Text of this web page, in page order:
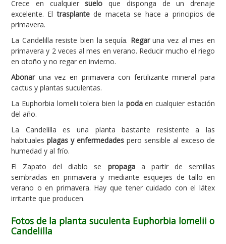
Crece en cualquiersuelo que disponga de un drenaje
excelente. Eltrasplantede maceta se hace a principios de
primavera.
La Candelilla resiste bien la sequía. Regaruna vez al mes en
primavera y 2 veces al mes en verano. Reducir mucho el riego
en otoño y no regar en invierno.
Abonaruna vez en primavera con fertilizante mineral para
cactus y plantas suculentas.
La Euphorbia lomelii tolera bien la podaen cualquier estación
del año.
La Candelilla es una planta bastante resistente a las
habituales plagas y enfermedades pero sensible al exceso de
humedad y al frío.
El Zapato del diablo se propagaa partir de semillas
sembradas en primavera y mediante esquejes de tallo en
verano o en primavera. Hay que tener cuidado con el látex
irritante que producen.
Fotos de la planta suculenta Euphorbia lomelii o
Candelilla